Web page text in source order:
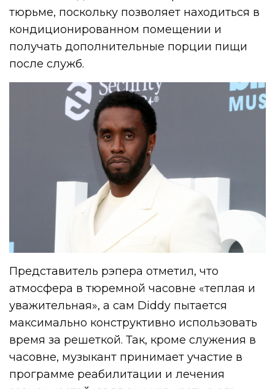
тюрьме, поскольку позволяет находиться в
кондиционированном помещении и
получать дополнительные порции пищи
после служб.
Представитель рэпера отметил, что
атмосфера в тюремной часовне «теплая и
уважительная», а сам Diddy пытается
максимально конструктивно использовать
время за решеткой. Так, кроме служения в
часовне, музыкант принимает участие в
программе реабилитации и лечения